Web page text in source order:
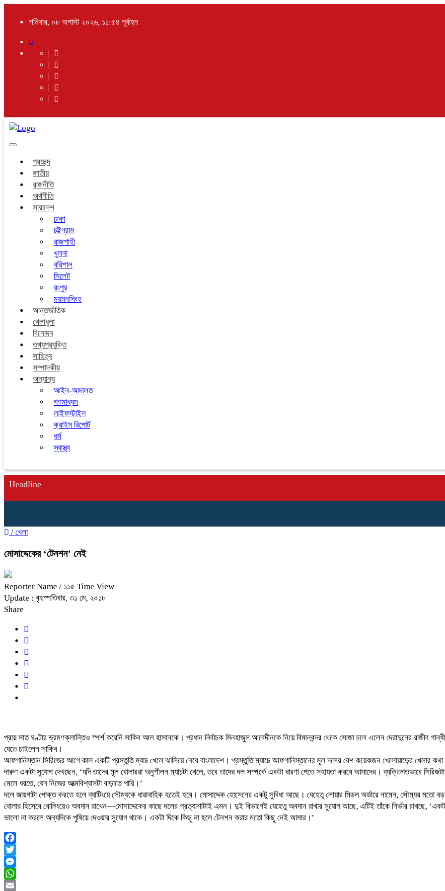
শনিবার, ০৮ অগাস্ট ২০২৬, ১১:৫৪ পূর্বাহ্ন
Toggle
প্রচ্ছদ
জাতীয়
রাজনীতি
অর্থনীতি
সারাদেশ
ঢাকা
চট্টগ্রাম
রাজশাহী
খুলনা
বরিশাল
সিলেট
রংপুর
ময়মনসিংহ
আন্তর্জাতিক
খেলাধুলা
বিনোদন
তথ্যপ্রযুক্তি
সাহিত্য
সম্পাদকীয়
অন্যান্য
আইন-আদালত
গণমাধ্যম
লাইফস্টাইল
ক্রাইম রিপোর্ট
ধর্ম
স্বাস্থ্য
Headline
/ খেলা
মোসাদ্দেকের ‘টেনশন’ নেই
Reporter Name / ১১৫ Time View
Update : বৃহস্পতিবার, ৩১ মে, ২০১৮
Share
প্রায় সাত ঘণ্টার ভ্রমণক্লান্তিও স্পর্শ করেনি সাকিব আল হাসানকে। প্রধান নির্বাচক মিনহাজুল আবেদীনকে নিয়ে বিমানবন্দর থেকে সোজা চলে এলেন দেরাদুনের রাজীব
যেতে চাইলেন সাকিব।
আফগানিস্তান সিরিজের আগে কাল একটি প্রস্তুতি ম্যাচ খেলে ঝালিয়ে নেবে বাংলাদেশ। প্রস্তুতি ম্যাচে আফগানিস্তানের মূল দলের বেশ কয়েকজন খেলোয়াড়ের খেলার কথা
দারুণ একটা সুযোগ দেখছেন, ‘যদি তাদের মূল বোলাররা অনুশীলন ম্যাচটা খেলে, তবে তাদের দল সম্পর্কে একটা ধারণা পেতে সহায়তা করবে আমাদের। ব্যক্তিগতভাবে
মেলে ধরতে, যেন নিজের আত্মবিশ্বাসটা বাড়াতে পারি।’
দলে জায়গাটা পোক্ত করতে হলে ব্যাটিংয়ে সৌম্যকে ধারাবাহিক হতেই হবে। মোসাদ্দেক হোসেনের একটু সুবিধা আছে। যেহেতু লোয়ার মিডল অর্ডারে নামেন, সৌম্যর
বোলার হিসেবে বোলিংয়েও অবদান রাখেন—মোসাদ্দেকের কাছে দলের প্রত্যাশাটাই এমন। দুই বিভাগেই যেহেতু অবদান রাখার সুযোগ আছে, এটিই তাঁকে নির্ভার রাখছে,
ভালো না করলে অন্যদিকে পুষিয়ে দেওয়ার সুযোগ থাকে। একটা দিকে কিছু না হলে টেনশন করার মতো কিছু নেই আমার।’
Facebook
Twitter
Messenger
WhatsApp